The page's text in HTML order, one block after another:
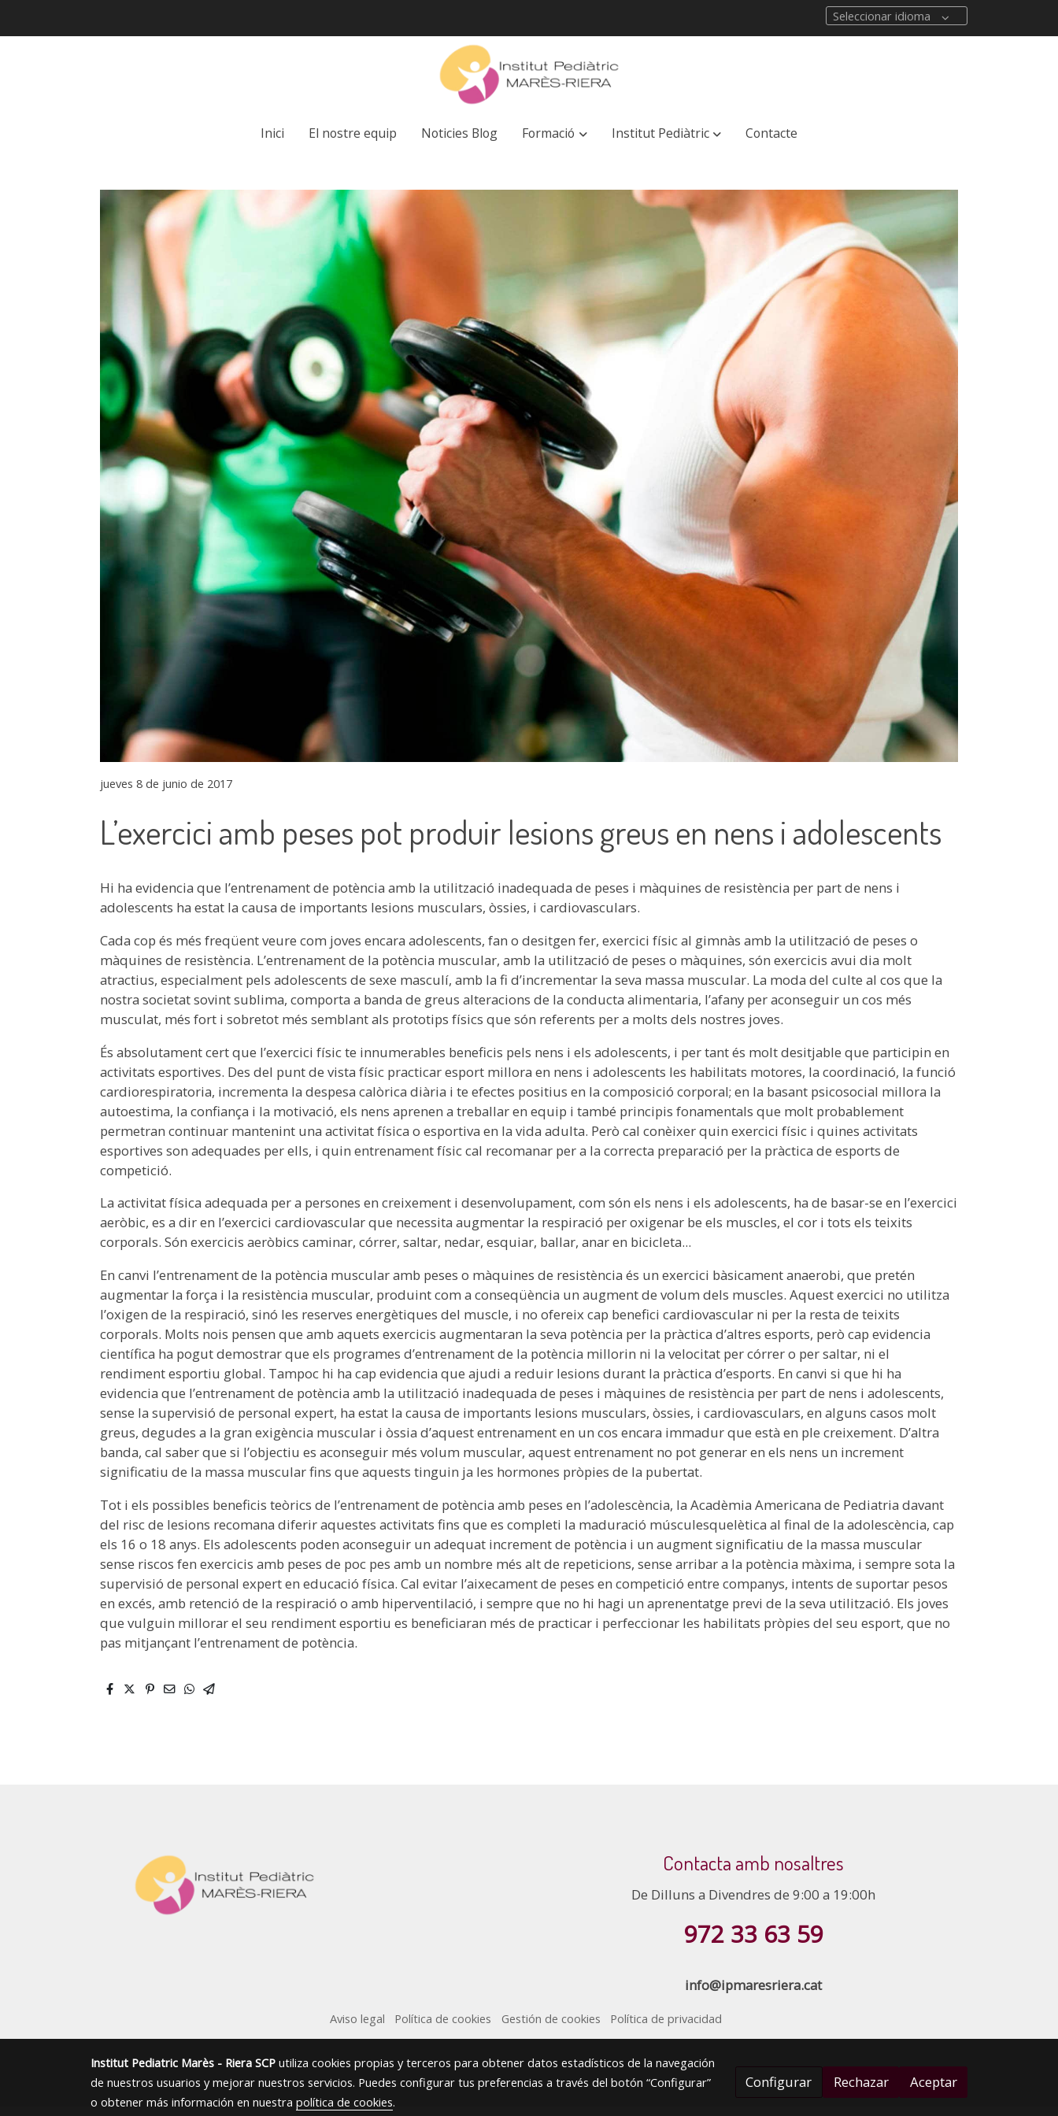
Seleccionar idioma
Inici El nostre equip Noticies Blog Formació Institut Pediàtric Contacte
jueves 8 de junio de 2017
L’exercici amb peses pot produir lesions greus en nens i adolescents
Hi ha evidencia que l’entrenament de potència amb la utilització inadequada de peses i màquines de resistència per part de nens i
adolescents ha estat la causa de importants lesions musculars, òssies, i cardiovasculars.
Cada cop és més freqüent veure com joves encara adolescents, fan o desitgen fer, exercici físic al gimnàs amb la utilització de peses o
màquines de resistència. L’entrenament de la potència muscular, amb la utilització de peses o màquines, són exercicis avui dia molt
atractius, especialment pels adolescents de sexe masculí, amb la fi d’incrementar la seva massa muscular. La moda del culte al cos que la
nostra societat sovint sublima, comporta a banda de greus alteracions de la conducta alimentaria, l’afany per aconseguir un cos més
musculat, més fort i sobretot més semblant als prototips físics que són referents per a molts dels nostres joves.
És absolutament cert que l’exercici físic te innumerables beneficis pels nens i els adolescents, i per tant és molt desitjable que participin en
activitats esportives. Des del punt de vista físic practicar esport millora en nens i adolescents les habilitats motores, la coordinació, la funció
cardiorespiratoria, incrementa la despesa calòrica diària i te efectes positius en la composició corporal; en la basant psicosocial millora la
autoestima, la confiança i la motivació, els nens aprenen a treballar en equip i també principis fonamentals que molt probablement
permetran continuar mantenint una activitat física o esportiva en la vida adulta. Però cal conèixer quin exercici físic i quines activitats
esportives son adequades per ells, i quin entrenament físic cal recomanar per a la correcta preparació per la pràctica de esports de
competició.
La activitat física adequada per a persones en creixement i desenvolupament, com són els nens i els adolescents, ha de basar-se en l’exercici
aeròbic, es a dir en l’exercici cardiovascular que necessita augmentar la respiració per oxigenar be els muscles, el cor i tots els teixits
corporals. Són exercicis aeròbics caminar, córrer, saltar, nedar, esquiar, ballar, anar en bicicleta...
En canvi l’entrenament de la potència muscular amb peses o màquines de resistència és un exercici bàsicament anaerobi, que pretén
augmentar la força i la resistència muscular, produint com a conseqüència un augment de volum dels muscles. Aquest exercici no utilitza
l’oxigen de la respiració, sinó les reserves energètiques del muscle, i no ofereix cap benefici cardiovascular ni per la resta de teixits
corporals. Molts nois pensen que amb aquets exercicis augmentaran la seva potència per la pràctica d’altres esports, però cap evidencia
científica ha pogut demostrar que els programes d’entrenament de la potència millorin ni la velocitat per córrer o per saltar, ni el
rendiment esportiu global. Tampoc hi ha cap evidencia que ajudi a reduir lesions durant la pràctica d’esports. En canvi si que hi ha
evidencia que l’entrenament de potència amb la utilització inadequada de peses i màquines de resistència per part de nens i adolescents,
sense la supervisió de personal expert, ha estat la causa de importants lesions musculars, òssies, i cardiovasculars, en alguns casos molt
greus, degudes a la gran exigència muscular i òssia d’aquest entrenament en un cos encara immadur que està en ple creixement. D’altra
banda, cal saber que si l’objectiu es aconseguir més volum muscular, aquest entrenament no pot generar en els nens un increment
significatiu de la massa muscular fins que aquests tinguin ja les hormones pròpies de la pubertat.
Tot i els possibles beneficis teòrics de l’entrenament de potència amb peses en l’adolescència, la Acadèmia Americana de Pediatria davant
del risc de lesions recomana diferir aquestes activitats fins que es completi la maduració músculesquelètica al final de la adolescència, cap
els 16 o 18 anys. Els adolescents poden aconseguir un adequat increment de potència i un augment significatiu de la massa muscular
sense riscos fen exercicis amb peses de poc pes amb un nombre més alt de repeticions, sense arribar a la potència màxima, i sempre sota la
supervisió de personal expert en educació física. Cal evitar l’aixecament de peses en competició entre companys, intents de suportar pesos
en excés, amb retenció de la respiració o amb hiperventilació, i sempre que no hi hagi un aprenentatge previ de la seva utilització. Els joves
que vulguin millorar el seu rendiment esportiu es beneficiaran més de practicar i perfeccionar les habilitats pròpies del seu esport, que no
pas mitjançant l’entrenament de potència.
Contacta amb nosaltres
De Dilluns a Divendres de 9:00 a 19:00h
972 33 63 59
info@ipmaresriera.cat
Aviso legal Política de cookies Gestión de cookies Política de privacidad
Institut Pediatric Marès - Riera SCPutiliza cookies propias y terceros para obtener datos estadísticos de la navegación
de nuestros usuarios y mejorar nuestros servicios. Puedes configurar tus preferencias a través del botón “Configurar”
o obtener más información en nuestra política de cookies.
Configurar Rechazar Aceptar